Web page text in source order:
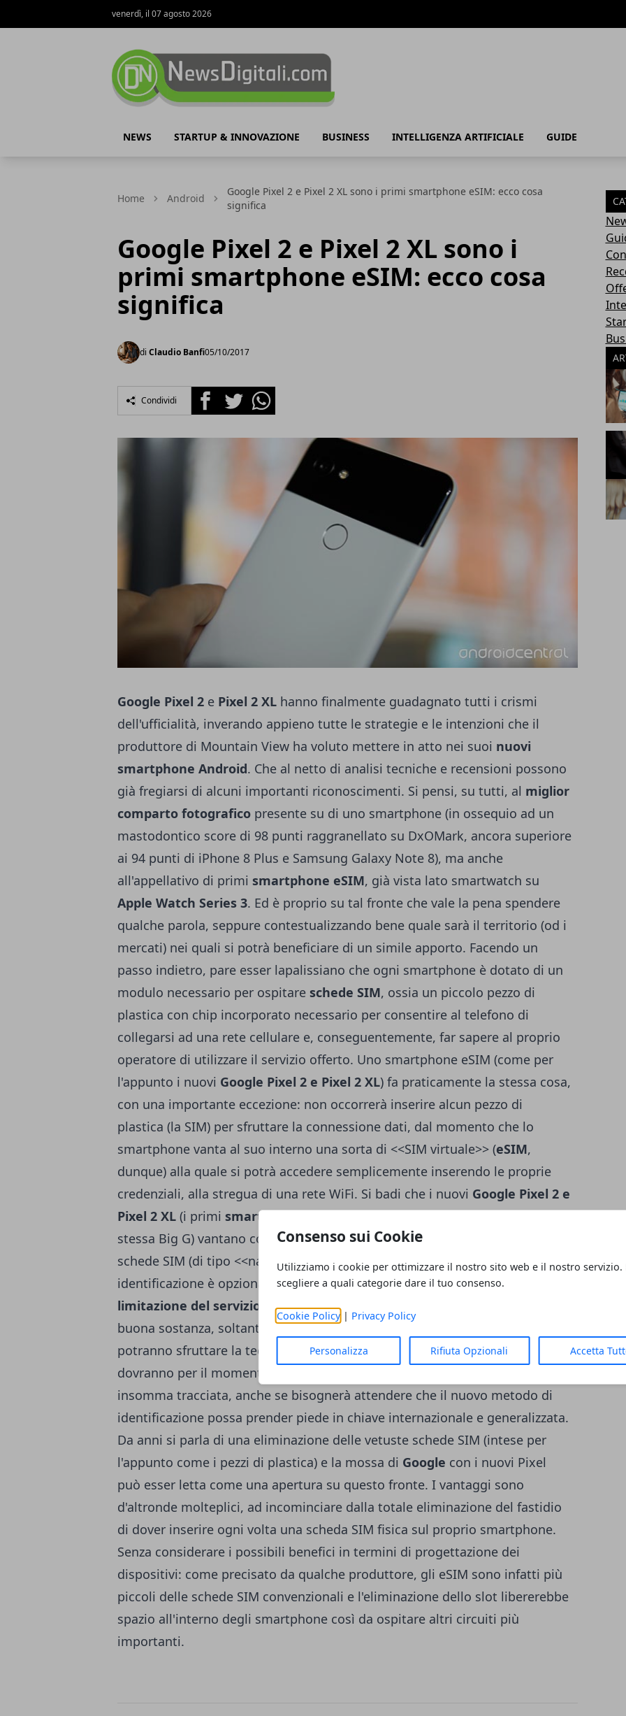
Consenso sui Cookie
Utilizziamo i cookie per ottimizzare il nostro sito web e il nostro servizio.
scegliere a quali categorie dare il tuo consenso.
Cookie Policy| Privacy Policy
Personalizza Rifiuta Opzionali Accetta
venerdì, il 07 agosto 2026
NEWS STARTUP & INNOVAZIONE BUSINESS INTELLIGENZA ARTIFICIALE GUIDE
Home Android
Google Pixel 2 e Pixel 2 XL sono i primi smartphone eSIM: ecco cosa
significa
Google Pixel 2 e Pixel 2 XL sono i
primi smartphone eSIM: ecco cosa
significa
di Claudio Banfi05/10/2017
Condividi FacebookTwitterWhatsapp
Google Pixel 2 e Pixel 2 XL hanno finalmente guadagnato tutti i crismi
dell'ufficialità, inverando appieno tutte le strategie e le intenzioni che il
produttore di Mountain View ha voluto mettere in atto nei suoi nuovi
smartphone Android. Che al netto di analisi tecniche e recensioni possono
già fregiarsi di alcuni importanti riconoscimenti. Si pensi, su tutti, al miglior
comparto fotografico presente su di uno smartphone (in ossequio ad un
mastodontico score di 98 punti raggranellato su DxOMark, ancora superiore
ai 94 punti di iPhone 8 Plus e Samsung Galaxy Note 8), ma anche
all'appellativo di primi smartphone eSIM, già vista lato smartwatch su
Apple Watch Series 3. Ed è proprio su tal fronte che vale la pena spendere
qualche parola, seppure contestualizzando bene quale sarà il territorio (od i
mercati) nei quali si potrà beneficiare di un simile apporto. Facendo un
passo indietro, pare esser lapalissiano che ogni smartphone è dotato di un
modulo necessario per ospitare schede SIM, ossia un piccolo pezzo di
plastica con chip incorporato necessario per consentire al telefono di
collegarsi ad una rete cellulare e, conseguentemente, far sapere al proprio
operatore di utilizzare il servizio offerto. Uno smartphone eSIM (come per
l'appunto i nuovi Google Pixel 2 e Pixel 2 XL) fa praticamente la stessa cosa,
con una importante eccezione: non occorrerà inserire alcun pezzo di
plastica (la SIM) per sfruttare la connessione dati, dal momento che lo
smartphone vanta al suo interno una sorta di <<SIM virtuale>> (eSIM,
dunque) alla quale si potrà accedere semplicemente inserendo le proprie
credenziali, alla stregua di una rete WiFi. Si badi che i nuovi Google Pixel 2 e
Pixel 2 XL (i primi smartphone eSIMal mondo, come tiene a precisare la
stessa Big G) vantano comunque un alloggio per ospitare le tradizionali
schede SIM (di tipo <<nano>>). Questo perché il nuovo metodo di
identificazione è opzionale, e la motivazione può esser ricercata nella
limitazione del servizio
, ad oggi ancorata al solo carrier
buona sostanza, soltanto gli abbonati all'operatore virtuale di Google
potranno sfruttare la tecnologia eSIM, mentre tutti gli altri (Italia compresa)
dovranno per il momento ripiegare sulle schede SIM tradizionali. La strada è
insomma tracciata, anche se bisognerà attendere che il nuovo metodo di
identificazione possa prender piede in chiave internazionale e generalizzata.
Da anni si parla di una eliminazione delle vetuste schede SIM (intese per
l'appunto come i pezzi di plastica) e la mossa di Google con i nuovi Pixel
può esser letta come una apertura su questo fronte. I vantaggi sono
d'altronde molteplici, ad incominciare dalla totale eliminazione del fastidio
di dover inserire ogni volta una scheda SIM fisica sul proprio smartphone.
Senza considerare i possibili benefici in termini di progettazione dei
dispositivi: come precisato da qualche produttore, gli eSIM sono infatti più
piccoli delle schede SIM convenzionali e l'eliminazione dello slot libererebbe
spazio all'interno degli smartphone così da ospitare altri circuiti più
importanti.